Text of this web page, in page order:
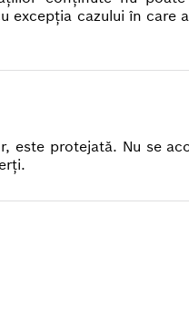
excepţia cazului în care
este protejată. Nu se